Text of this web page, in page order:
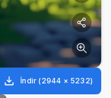
İndir (2944 × 5232)